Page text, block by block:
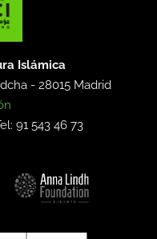
Islámica
dcha -28015 Madrid
91 543 46 73